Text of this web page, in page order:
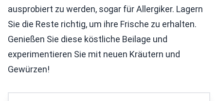
ausprobiert zu werden, sogar für Allergiker. Lagern
Sie die Reste richtig, um ihre Frische zu erhalten.
Genießen Sie diese köstliche Beilage und
experimentieren Sie mit neuen Kräutern und
Gewürzen!